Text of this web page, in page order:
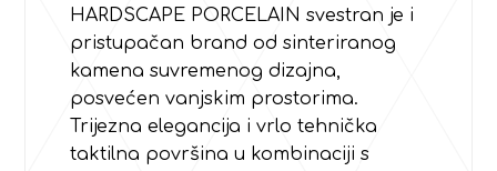
HARDSCAPE PORCELAIN svestran je i
pristupačan brand od sinteriranog
kamena suvremenog dizajna,
posvećen vanjskim prostorima.
Trijezna elegancija i vrlo tehnička
taktilna površina u kombinaciji s